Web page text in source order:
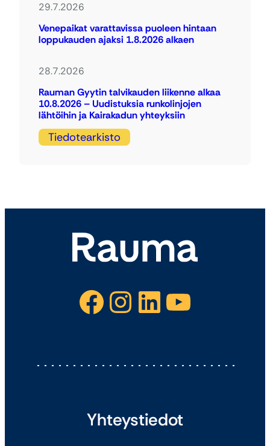
29.7.2026
Venepaikat varattavissa puoleen hintaan
loppukauden ajaksi 1.8.2026 alkaen
28.7.2026
Rauman Gyytin talvikauden liikenne alkaa
10.8.2026 – Uudistuksia runkolinjojen
lähtöihin ja Kairakadun yhteyksiin
Tiedotearkisto
Facebook Instagram LinkedIn YouTube
Yhteystiedot